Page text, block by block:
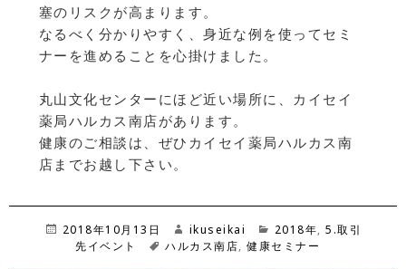
塞のリスクが高まります。
なるべく分かりやすく、身近な例を使ってセミ
ナーを進めることを心掛けました。
丸山文化センターにほど近い場所に、カイセイ
薬局ハルカス南店があります。
健康のご相談は、ぜひカイセイ薬局ハルカス南
店までお越し下さい。
投
2018年10月13日
作
成
ikuseikai
カ
テ
2018年, 5.取引
先イベント
タ
ハルカス南店, 健康セミナー